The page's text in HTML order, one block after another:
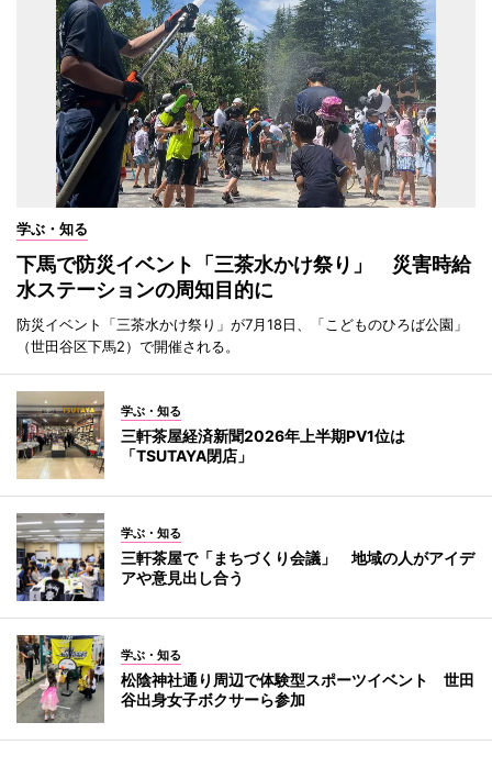
学ぶ・知る
下馬で防災イベント「三茶水かけ祭り」 災害時給
水ステーションの周知目的に
防災イベント「三茶水かけ祭り」が7月18日、「こどものひろば公園」
（世田谷区下馬2）で開催される。
学ぶ・知る
三軒茶屋経済新聞2026年上半期PV1位は
「TSUTAYA閉店」
学ぶ・知る
三軒茶屋で「まちづくり会議」 地域の人がアイデ
アや意見出し合う
学ぶ・知る
松陰神社通り周辺で体験型スポーツイベント 世田
谷出身女子ボクサーら参加